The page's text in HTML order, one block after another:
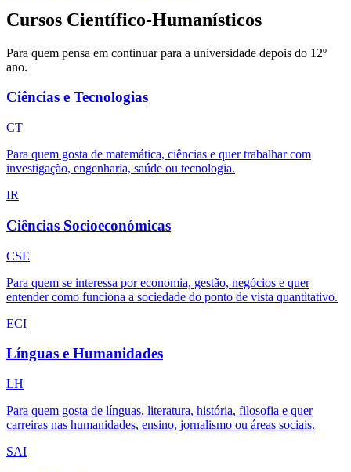
Cursos Científico-Humanísticos
Para quem pensa em continuar para a universidade depois do 12º
ano.
Ciências e Tecnologias
CT
Para quem gosta de matemática, ciências e quer trabalhar com
investigação, engenharia, saúde ou tecnologia.
IR
Ciências Socioeconómicas
CSE
Para quem se interessa por economia, gestão, negócios e quer
entender como funciona a sociedade do ponto de vista quantitativo.
ECI
Línguas e Humanidades
LH
Para quem gosta de línguas, literatura, história, filosofia e quer
carreiras nas humanidades, ensino, jornalismo ou áreas sociais.
SAI